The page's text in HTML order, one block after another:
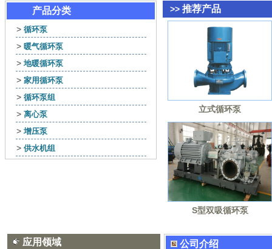
产品分类
> 循环泵
> 暖气循环泵
> 地暖循环泵
> 家用循环泵
> 循环泵组
> 离心泵
> 增压泵
> 供水机组
>> 推荐产品
立式循环泵
S型双吸循环泵
应用领域 公司介绍